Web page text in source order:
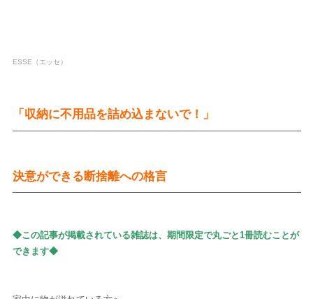
ESSE（エッセ）
「収納に不用品を詰め込まないで！」
決意ができる断捨離への格言
◆この記事が掲載されている雑誌は、期間限定で丸ごと1冊読むことが
できます◆